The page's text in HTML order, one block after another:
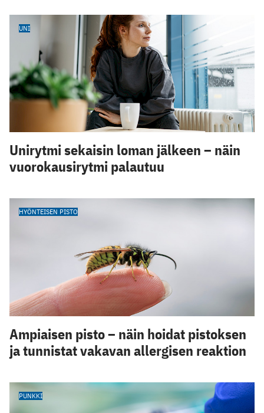
UNI
Unirytmi sekaisin loman jälkeen – näin
vuorokausirytmi palautuu
HYÖNTEISEN PISTO
Ampiaisen pisto – näin hoidat pistoksen
ja tunnistat vakavan allergisen reaktion
PUNKKI